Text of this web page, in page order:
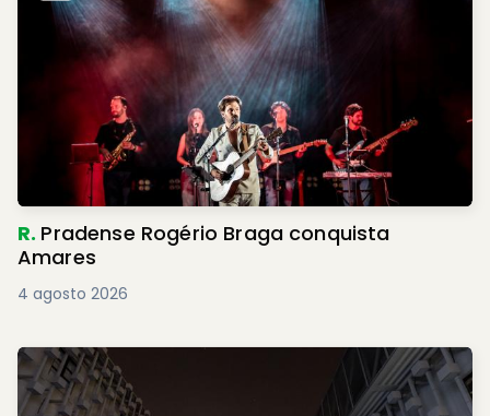
R. Pradense Rogério Braga conquista
Amares
4 agosto 2026